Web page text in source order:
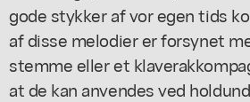
gode stykker af vor egen tids
af disse melodier er forsynet
stemme eller et
at de kan anvendes ved